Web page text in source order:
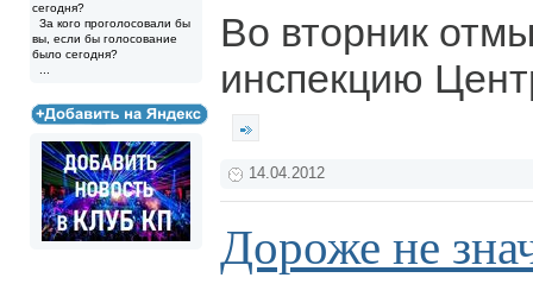
сегодня?
За кого проголосовали бы
вы, если бы голосование
было сегодня?
Во вторник
инспекцию
14.04.2012
Дороже не